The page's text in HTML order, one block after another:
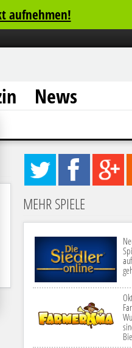
aufnehmen!
News
0 12 27
MEHR SPIELE